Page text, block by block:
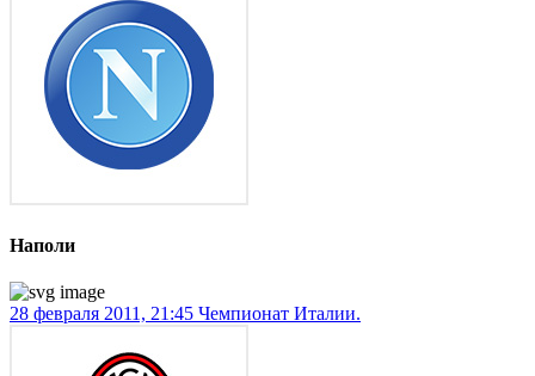
Наполи
28 февраля 2011, 21:45 Чемпионат Италии.